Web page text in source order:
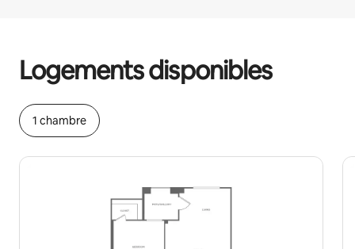
Logements disponibles
1 chambre